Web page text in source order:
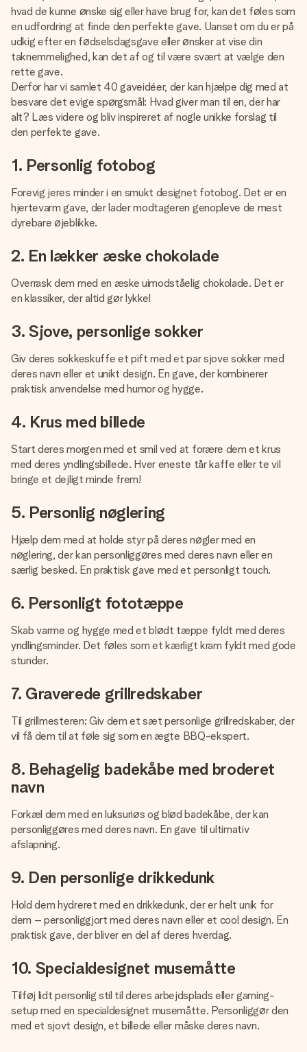
billede af dig eller en besked, der går lige i hendes hjerte.
Intet besvær men udelukkende en masse kærlighed i
øjeblikket.
hvad de kunne ønske sig eller have brug for, kan det føles som
en udfordring at finde den perfekte gave. Uanset om du er på
udkig efter en fødselsdagsgave eller ønsker at vise din
taknemmelighed, kan det af og til være svært at vælge den
rette gave.
Derfor har vi samlet 40 gaveidéer, der kan hjælpe dig med at
besvare det evige spørgsmål: Hvad giver man til en, der har
alt? Læs videre og bliv inspireret af nogle unikke forslag til
den perfekte gave.
1. Personlig fotobog
Forevig jeres minder i en smukt designet fotobog. Det er en
hjertevarm gave, der lader modtageren genopleve de mest
dyrebare øjeblikke.
2. En lækker æske chokolade
Overrask dem med en æske uimodståelig chokolade. Det er
en klassiker, der altid gør lykke!
3. Sjove, personlige sokker
Giv deres sokkeskuffe et pift med et par sjove sokker med
deres navn eller et unikt design. En gave, der kombinerer
praktisk anvendelse med humor og hygge.
4. Krus med billede
Start deres morgen med et smil ved at forære dem et krus
med deres yndlingsbillede. Hver eneste tår kaffe eller te vil
bringe et dejligt minde frem!
5. Personlig nøglering
Hjælp dem med at holde styr på deres nøgler med en
nøglering, der kan personliggøres med deres navn eller en
særlig besked. En praktisk gave med et personligt touch.
6. Personligt fototæppe
Skab varme og hygge med et blødt tæppe fyldt med deres
yndlingsminder. Det føles som et kærligt kram fyldt med gode
stunder.
7. Graverede grillredskaber
Til grillmesteren: Giv dem et sæt personlige grillredskaber, der
vil få dem til at føle sig som en ægte BBQ-ekspert.
8. Behagelig badekåbe med broderet
navn
Forkæl dem med en luksuriøs og blød badekåbe, der kan
personliggøres med deres navn. En gave til ultimativ
afslapning.
9. Den personlige drikkedunk
Hold dem hydreret med en drikkedunk, der er helt unik for
dem – personliggjort med deres navn eller et cool design. En
praktisk gave, der bliver en del af deres hverdag.
10. Specialdesignet musemåtte
Tilføj lidt personlig stil til deres arbejdsplads eller gaming-
setup med en specialdesignet musemåtte. Personliggør den
med et sjovt design, et billede eller måske deres navn.